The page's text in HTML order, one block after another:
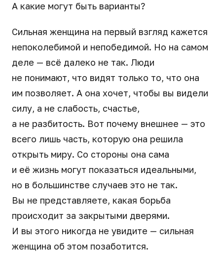
А какие могут быть варианты?
Сильная женщина на первый взгляд кажется
непоколебимой и непобедимой. Но на самом
деле — всё далеко не так. Люди
не понимают, что видят только то, что она
им позволяет. А она хочет, чтобы вы видели
силу, а не слабость, счастье,
а не разбитость. Вот почему внешнее — это
всего лишь часть, которую она решила
открыть миру. Со стороны она сама
и её жизнь могут показаться идеальными,
но в большинстве случаев это не так.
Вы не представляете, какая борьба
происходит за закрытыми дверями.
И вы этого никогда не увидите — сильная
женщина об этом позаботится.